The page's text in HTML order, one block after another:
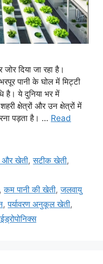
दिया जा रहा है।
पानी के घोल में मिट्टी
है। ये दुनिया भर में
क्षेत्रों और उन क्षेत्रों में
पड़ता है। … Read
और खेती,सटीक खेती,
,कम पानी की खेती,जलवायु
,पर्यावरण अनुकूल खेती,